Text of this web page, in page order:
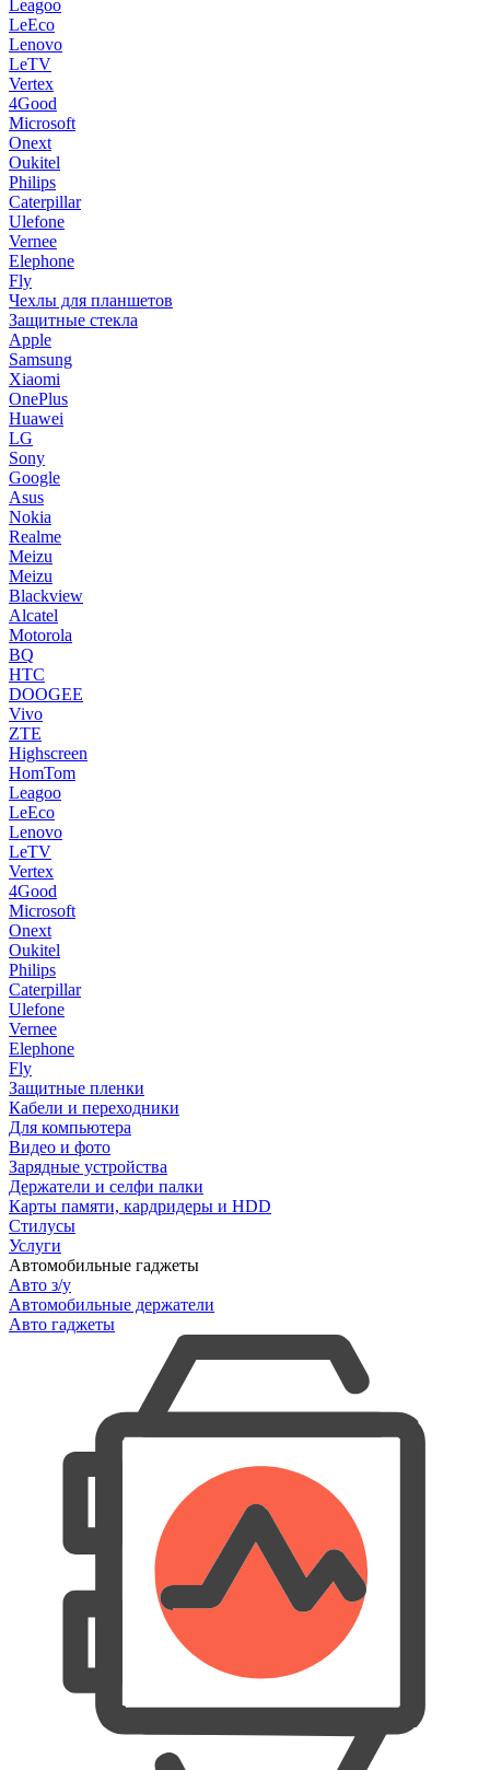
Leagoo
LeEco
Lenovo
LeTV
Vertex
4Good
Microsoft
Onext
Oukitel
Philips
Caterpillar
Ulefone
Vernee
Elephone
Fly
Чехлы для планшетов
Защитные стекла
Apple
Samsung
Xiaomi
OnePlus
Huawei
LG
Sony
Google
Asus
Nokia
Realme
Meizu
Meizu
Blackview
Alcatel
Motorola
BQ
HTC
DOOGEE
Vivo
ZTE
Highscreen
HomTom
Leagoo
LeEco
Lenovo
LeTV
Vertex
4Good
Microsoft
Onext
Oukitel
Philips
Caterpillar
Ulefone
Vernee
Elephone
Fly
Защитные пленки
Кабели и переходники
Для компьютера
Видео и фото
Зарядные устройства
Держатели и селфи палки
Карты памяти, кардридеры и HDD
Стилусы
Услуги
Автомобильные гаджеты
Авто з/у
Автомобильные держатели
Авто гаджеты